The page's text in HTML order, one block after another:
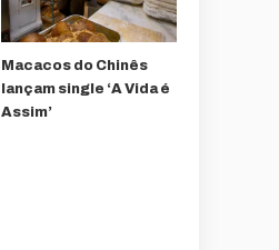
Macacos do Chinês
lançam single ‘A Vida é
Assim’